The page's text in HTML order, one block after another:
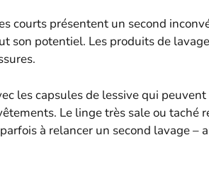
courts présentent un second
son potentiel. Les produits de
les capsules de lessive qui
Le linge très sale ou taché
à relancer un second lavage –